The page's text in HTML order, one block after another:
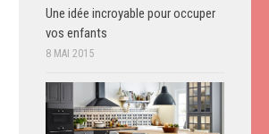
Une idée incroyable pour occuper
vos enfants
8 MAI 2015